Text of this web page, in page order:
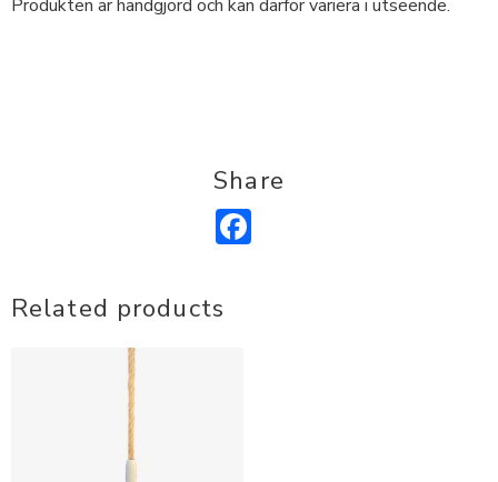
Produkten är handgjord och kan därför variera i utseende.
Share
Related products